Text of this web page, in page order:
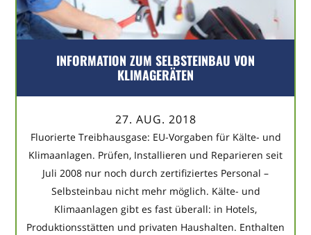
INFORMATION ZUM SELBSTEINBAU VON
KLIMAGERÄTEN
27. AUG. 2018
Fluorierte Treibhausgase: EU-Vorgaben für Kälte- und
Klimaanlagen. Prüfen, Installieren und Reparieren seit
Juli 2008 nur noch durch zertifiziertes Personal –
Selbsteinbau nicht mehr möglich. Kälte- und
Klimaanlagen gibt es fast überall: in Hotels,
Produktionsstätten und privaten Haushalten. Enthalten